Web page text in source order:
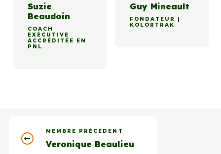
Suzie
Beaudoin
COACH
EXÉCUTIVE
ACCRÉDITÉE EN
PNL
Guy Mineault
FONDATEUR |
KOLORTRAK
MEMBRE PRÉCÉDENT
Veronique Beaulieu